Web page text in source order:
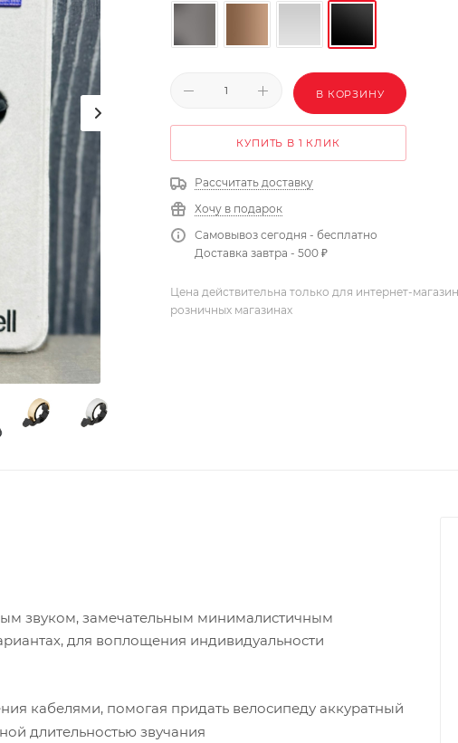
В КОРЗИНУ
КУПИТЬ В 1 КЛИК
Рассчитать доставку
Хочу в подарок
Самовывоз сегодня - бесплатно
Доставка завтра - 500 ₽
Цена действительна только для интернет-
розничных магазинах
звуком, замечательным минималистичным
для воплощения индивидуальности
кабелями, помогая придать велосипеду аккуратный
длительностью звучания